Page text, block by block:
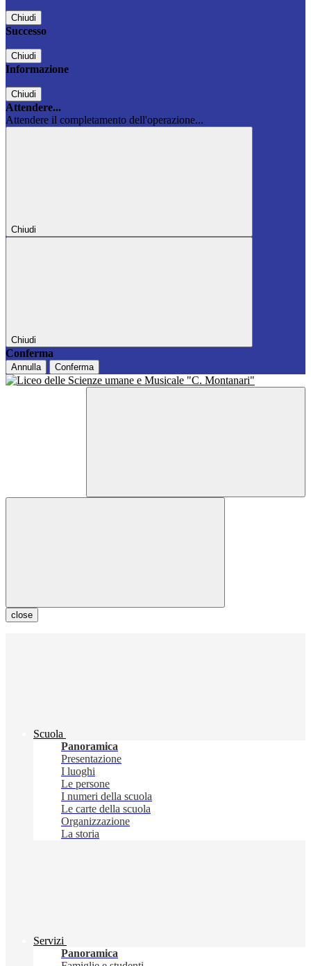
Chiudi
Successo
Chiudi
Informazione
Chiudi
Attendere...
Attendere il completamento dell'operazione...
Chiudi
Chiudi
Conferma
Annulla Conferma
close
Scuola
Panoramica
Presentazione
I luoghi
Le persone
I numeri della scuola
Le carte della scuola
Organizzazione
La storia
Servizi
Panoramica